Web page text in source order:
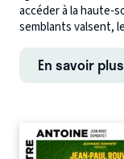
accéder à la haute-
semblants valsent,
En savoir plus